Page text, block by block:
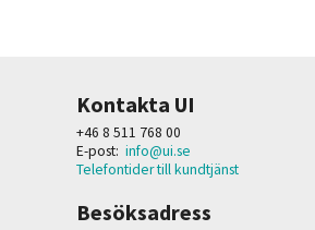
Kontakta UI
+46 8 511 768 00
E-post: info@ui.se
Telefontider till kundtjänst
Besöksadress